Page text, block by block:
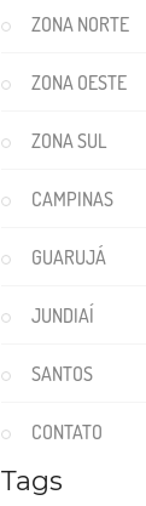
ZONA NORTE
ZONA OESTE
ZONA SUL
CAMPINAS
GUARUJÁ
JUNDIAÍ
SANTOS
CONTATO
Tags